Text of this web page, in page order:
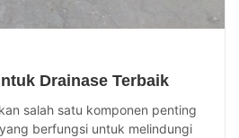
Drainase Terbaik
salah satu komponen penting
berfungsi untuk melindungi